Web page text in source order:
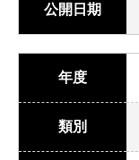
公開日期
年度
類別